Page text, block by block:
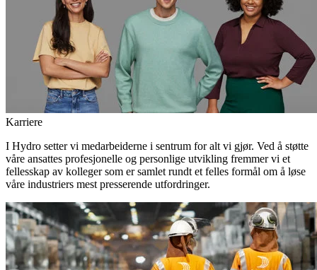
Karriere
I Hydro setter vi medarbeiderne i sentrum for alt vi gjør. Ved å støtte
våre ansattes profesjonelle og personlige utvikling fremmer vi et
fellesskap av kolleger som er samlet rundt et felles formål om å løse
våre industriers mest presserende utfordringer.